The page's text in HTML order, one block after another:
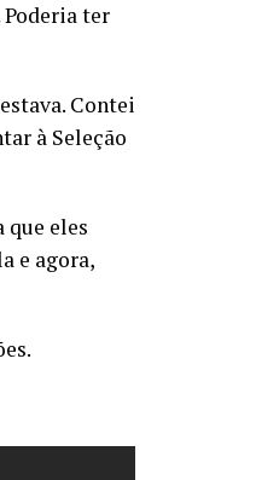
Poderia ter
Contei
à Seleção
que eles
e agora,